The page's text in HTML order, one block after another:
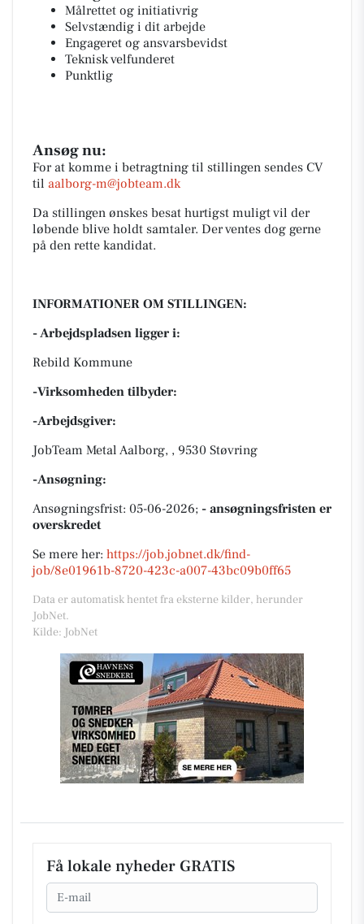
Målrettet og initiativrig
Selvstændig i dit arbejde
Engageret og ansvarsbevidst
Teknisk velfunderet
Punktlig
Ansøg nu:
For at komme i betragtning til stillingen sendes CV
til aalborg-m@jobteam.dk
Da stillingen ønskes besat hurtigst muligt vil der
løbende blive holdt samtaler. Der ventes dog gerne
på den rette kandidat.
INFORMATIONER OM STILLINGEN:
- Arbejdspladsen ligger i:
Rebild Kommune
-Virksomheden tilbyder:
-Arbejdsgiver:
JobTeam Metal Aalborg, , 9530 Støvring
-Ansøgning:
Ansøgningsfrist: 05-06-2026; - ansøgningsfristen er
overskredet
Se mere her: https://job.jobnet.dk/find-
job/8e01961b-8720-423c-a007-43bc09b0ff65
Data er automatisk hentet fra eksterne kilder, herunder
JobNet.
Kilde: JobNet
Få lokale nyheder GRATIS
Email